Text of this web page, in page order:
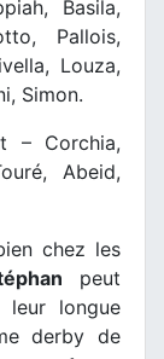
Basila,
Pallois,
Louza,
Simon.
– Corchia,
Abeid,
chez les
peut
leur longue
derby de